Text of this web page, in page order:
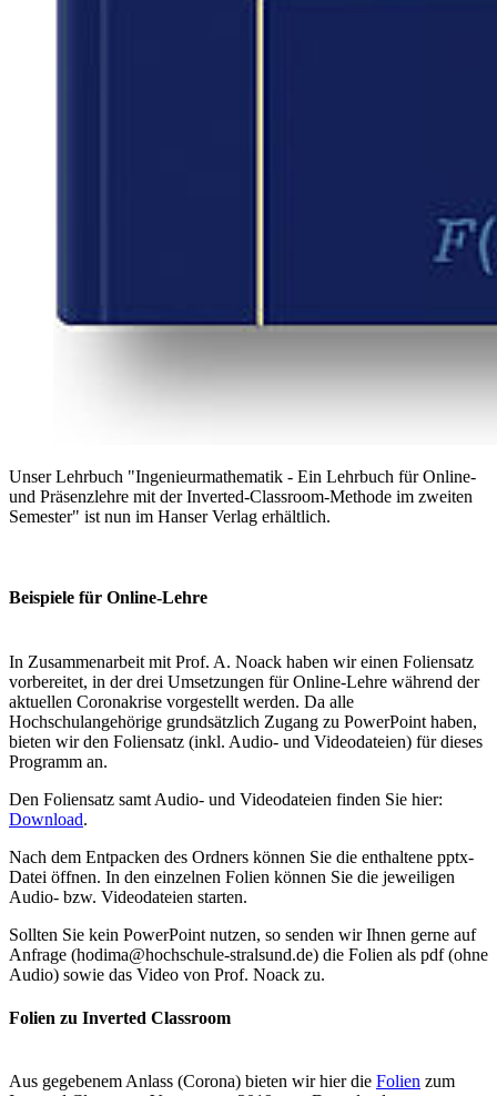
Unser Lehrbuch "Ingenieurmathematik - Ein Lehrbuch für Online-
und Präsenzlehre mit der Inverted-Classroom-Methode im zweiten
Semester" ist nun im Hanser Verlag erhältlich.
Beispiele für On­line-Lehre
In Zusammenarbeit mit Prof. A. Noack haben wir einen Foliensatz
vorbereitet, in der drei Umsetzungen für Online-Lehre während der
aktuellen Coronakrise vorgestellt werden. Da alle
Hochschulangehörige grundsätzlich Zugang zu PowerPoint haben,
bieten wir den Foliensatz (inkl. Audio- und Videodateien) für dieses
Programm an.
Den Foliensatz samt Audio- und Videodateien finden Sie hier:
Download.
Nach dem Entpacken des Ordners können Sie die enthaltene pptx-
Datei öffnen. In den einzelnen Folien können Sie die jeweiligen
Audio- bzw. Videodateien starten.
Sollten Sie kein PowerPoint nutzen, so senden wir Ihnen gerne auf
Anfrage (hodima@hochschule-stralsund.de) die Folien als pdf (ohne
Audio) sowie das Video von Prof. Noack zu.
Folien zu In­verted Class­room
Aus gegebenem Anlass (Corona) bieten wir hier die Folien zum